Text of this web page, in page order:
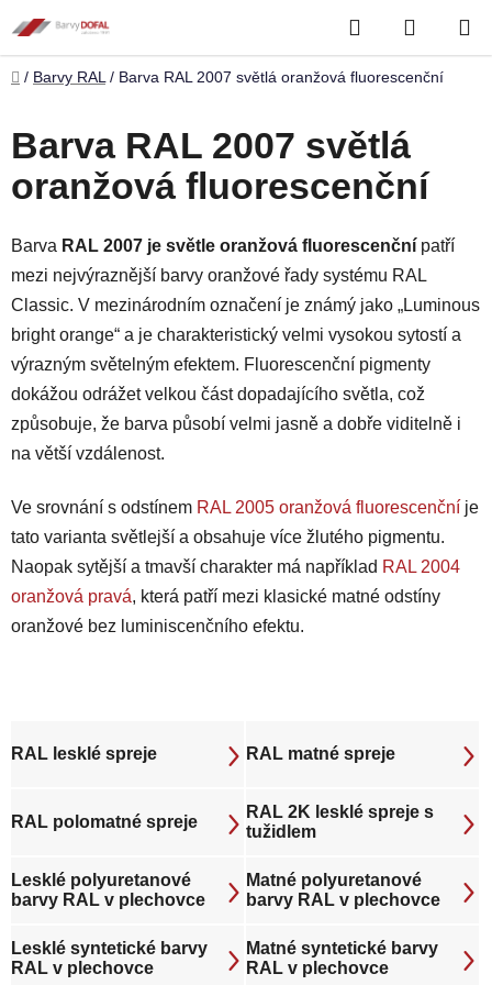
na
obsah
Hledat
KOŠÍK
Domů
/ Barvy RAL / Barva RAL 2007 světlá oranžová fluorescenční
Barva RAL 2007 světlá
oranžová fluorescenční
Barva RAL 2007 je světle oranžová fluorescenční patří
mezi nejvýraznější barvy oranžové řady systému RAL
Classic. V mezinárodním označení je známý jako „Luminous
bright orange“ a je charakteristický velmi vysokou sytostí a
výrazným světelným efektem. Fluorescenční pigmenty
dokážou odrážet velkou část dopadajícího světla, což
způsobuje, že barva působí velmi jasně a dobře viditelně i
na větší vzdálenost.
Ve srovnání s odstínem RAL 2005 oranžová fluorescenční je
tato varianta světlejší a obsahuje více žlutého pigmentu.
Naopak sytější a tmavší charakter má například RAL 2004
oranžová pravá, která patří mezi klasické matné odstíny
oranžové bez luminiscenčního efektu.
RAL lesklé spreje RAL matné spreje
RAL polomatné spreje
RAL 2K lesklé spreje s
tužidlem
Lesklé polyuretanové
barvy RAL v plechovce
Matné polyuretanové
barvy RAL v plechovce
Lesklé syntetické barvy
RAL v plechovce
Matné syntetické barvy
RAL v plechovce